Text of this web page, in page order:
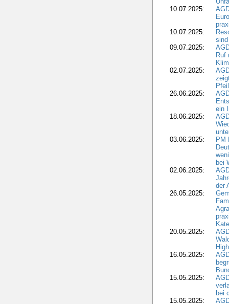
10.07.2025:
10.07.2025:
09.07.2025:
Ruf
02.07.2025:
26.06.2025:
ein
18.06.2025:
03.06.2025:
PM
bei
02.06.2025:
der
26.05.2025:
20.05.2025:
16.05.2025:
15.05.2025:
bei
15.05.2025: